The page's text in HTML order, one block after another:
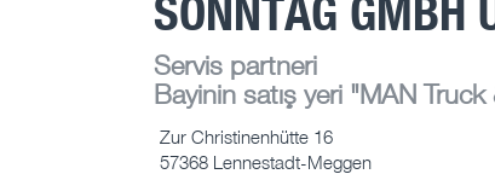
Servis partneri
Bayinin satış yeri "MAN
Zur Christinenhütte 16
57368 Lennestadt-Meggen